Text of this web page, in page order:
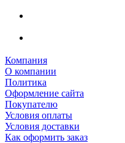
Компания
О компании
Политика
Оформление сайта
Покупателю
Условия оплаты
Условия доставки
Как оформить заказ